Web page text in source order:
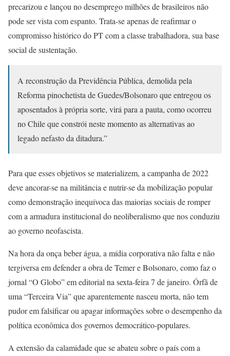
precarizou e lançou no desemprego milhões de brasileiros não
pode ser vista com espanto. Trata-se apenas de reafirmar o
compromisso histórico do PT com a classe trabalhadora, sua base
social de sustentação.
A reconstrução da Previdência Pública, demolida pela
Reforma pinochetista de Guedes/Bolsonaro que entregou os
aposentados à própria sorte, virá para a pauta, como ocorreu
no Chile que constrói neste momento as alternativas ao
legado nefasto da ditadura.”
Para que esses objetivos se materializem, a campanha de 2022
deve ancorar-se na militância e nutrir-se da mobilização popular
como demonstração inequívoca das maiorias sociais de romper
com a armadura institucional do neoliberalismo que nos conduziu
ao governo neofascista.
Na hora da onça beber água, a mídia corporativa não falta e não
tergiversa em defender a obra de Temer e Bolsonaro, como faz o
jornal “O Globo” em editorial na sexta-feira 7 de janeiro. Órfã de
uma “Terceira Via” que aparentemente nasceu morta, não tem
pudor em falsificar ou apagar informações sobre o desempenho da
política econômica dos governos democrático-populares.
A extensão da calamidade que se abateu sobre o país com a